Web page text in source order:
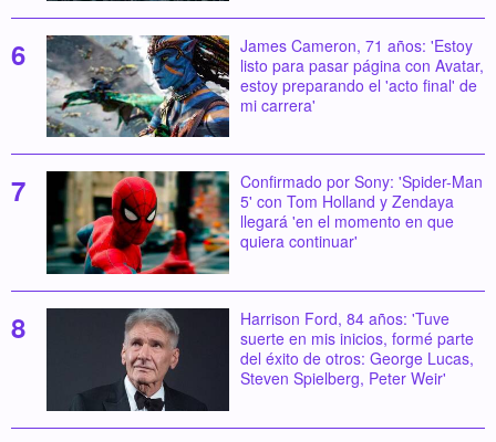
James Cameron, 71 años: 'Estoy
listo para pasar página con Avatar,
estoy preparando el 'acto final' de
mi carrera'
Confirmado por Sony: 'Spider-Man
5' con Tom Holland y Zendaya
llegará 'en el momento en que
quiera continuar'
Harrison Ford, 84 años: 'Tuve
suerte en mis inicios, formé parte
del éxito de otros: George Lucas,
Steven Spielberg, Peter Weir'